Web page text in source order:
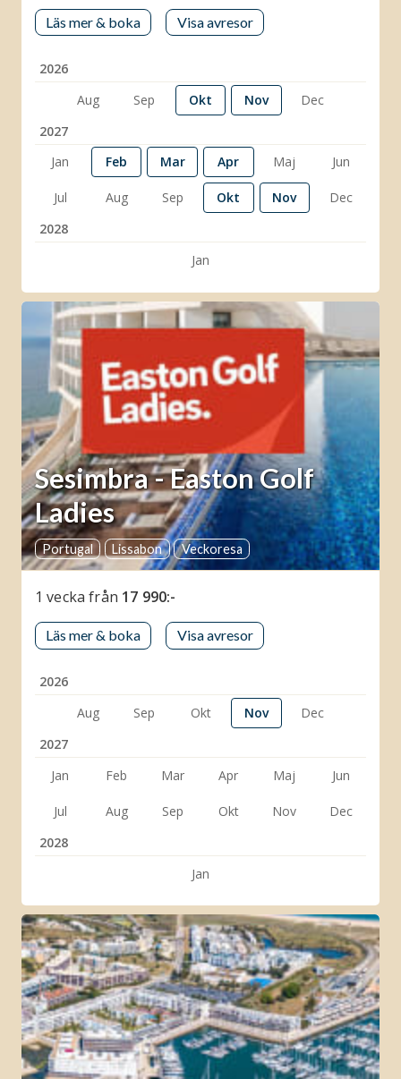
Läs mer & boka Visa avresor
2026
Aug
Sep Okt Nov
Dec
2027
Jan
Feb Mar Apr Maj Jun
Jul Aug Sep Okt Nov
Dec
2028
Jan
Sesimbra - Easton Golf
Ladies
Portugal Lissabon Veckoresa
1 veckafrån 17 990:-
Läs mer & boka Visa avresor
2026
Aug
Sep Okt Nov
Dec
2027
Jan
Feb Mar Apr Maj Jun
Jul Aug Sep Okt Nov
Dec
2028
Jan